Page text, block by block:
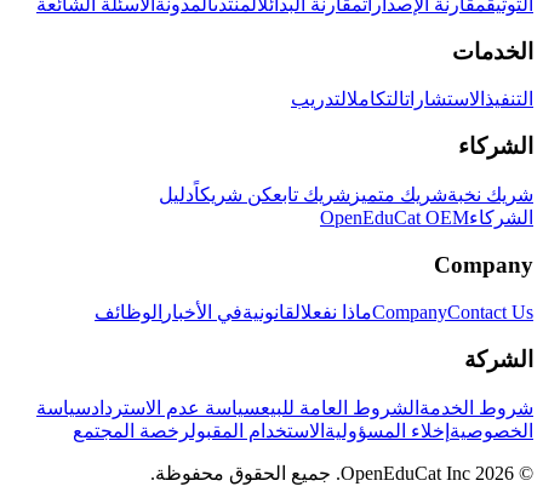
التوثيقمقارنة الإصداراتمقارنة البدائلالمنتدىالمدونة الأسئلة الشائعة
الخدمات
التنفيذ الاستشاراتالتكاملالتدريب
الشركاء
شريك نخبةشريك متميز شريك تابعكن شريكاًدليل
الشركاءOpenEduCat OEM
Company
CompanyContact Us ماذا نفعلالقانونيةفي الأخبار الوظائف
الشركة
شروط الخدمة الشروط العامة للبيعسياسة عدم الاستردادسياسة
الخصوصية إخلاء المسؤولية الاستخدام المقبولرخصة المجتمع
© 2026 OpenEduCat Inc. جميع الحقوق محفوظة.